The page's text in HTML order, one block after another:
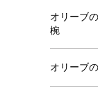
オリーブ
椀
オリーブ